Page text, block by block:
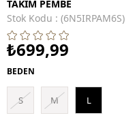
TAKIM PEMBE
Stok Kodu
(6N5IRPAM6S)
₺699,99
BEDEN
S M L